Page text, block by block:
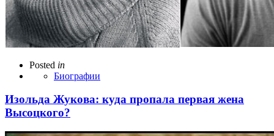
Posted in
Биографии
Изольда Жукова: куда пропала первая жена
Высоцкого?